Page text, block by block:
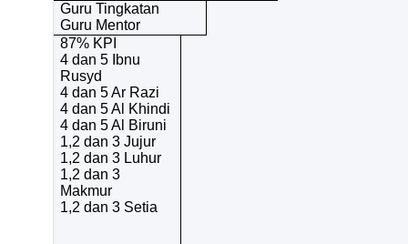
Guru Tingkatan
Guru Mentor
87% KPI
4 dan 5 Ibnu
Rusyd
4 dan 5 Ar Razi
4 dan 5 Al Khindi
4 dan 5 Al Biruni
1,2 dan 3 Jujur
1,2 dan 3 Luhur
1,2 dan 3
Makmur
1,2 dan 3 Setia